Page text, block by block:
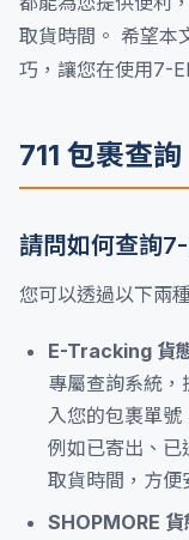
取貨時間。 希望本
巧，讓您在使用7-
711 包裹查
請問如何查詢
您可以透過以下兩
E-Tracking 貨
專屬查詢系統
入您的包裹單號
例如已寄出、已
取貨時間，方便
SHOPMORE 貨